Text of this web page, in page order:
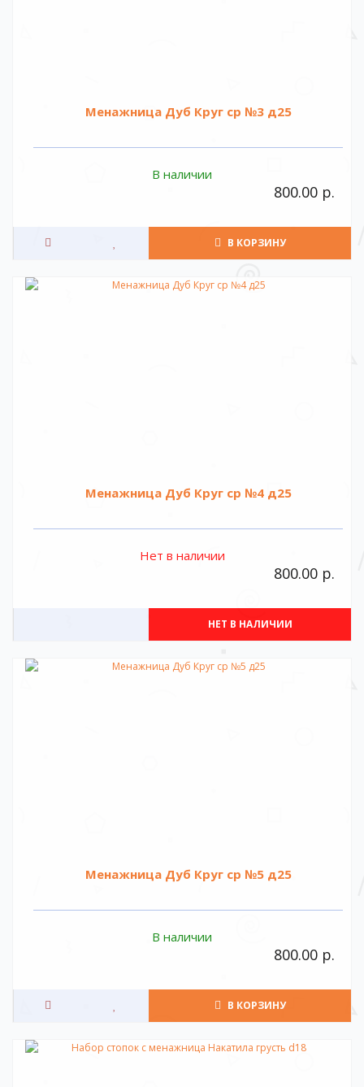
Менажница Дуб Круг ср №3 д25
В наличии
800.00 р.
В КОРЗИНУ
Менажница Дуб Круг ср №4 д25
Нет в наличии
800.00 р.
НЕТ В НАЛИЧИИ
Менажница Дуб Круг ср №5 д25
В наличии
800.00 р.
В КОРЗИНУ